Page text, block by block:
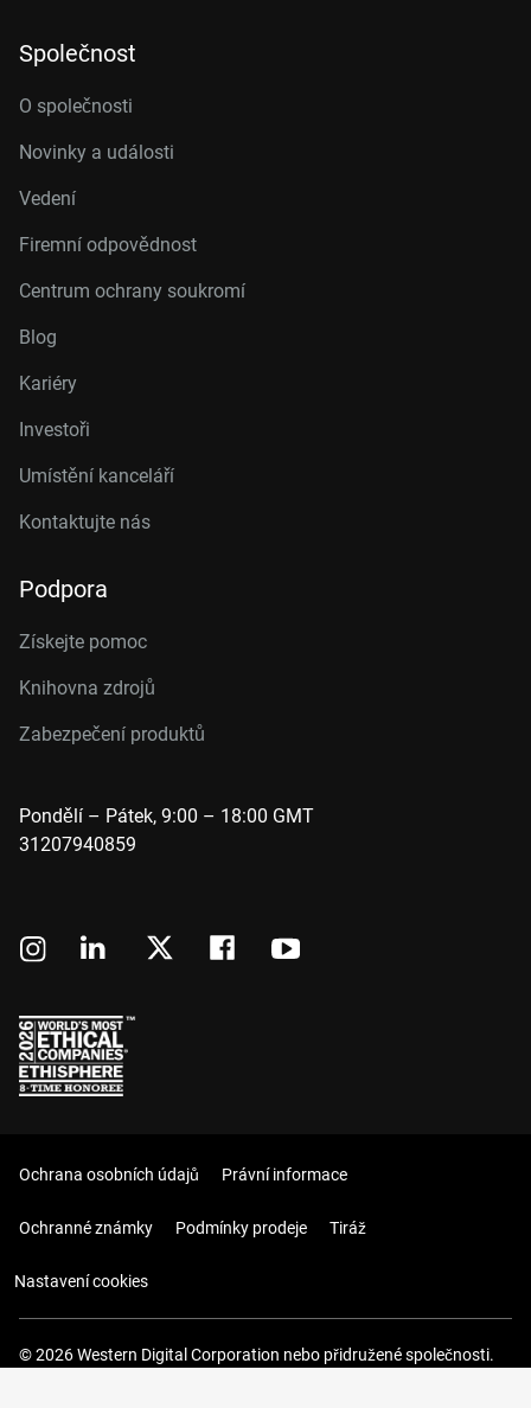
Společnost
O společnosti
Novinky a události
Vedení
Firemní odpovědnost
Centrum ochrany soukromí
Blog
Kariéry
Investoři
Umístění kanceláří
Kontaktujte nás
Podpora
Získejte pomoc
Knihovna zdrojů
Zabezpečení produktů
Pondělí – Pátek, 9:00 – 18:00 GMT
31207940859
Ochrana osobních údajů Právní informace
Ochranné známky Podmínky prodeje Tiráž
Nastavení cookies
© 2026 Western Digital Corporation nebo přidružené společnosti.